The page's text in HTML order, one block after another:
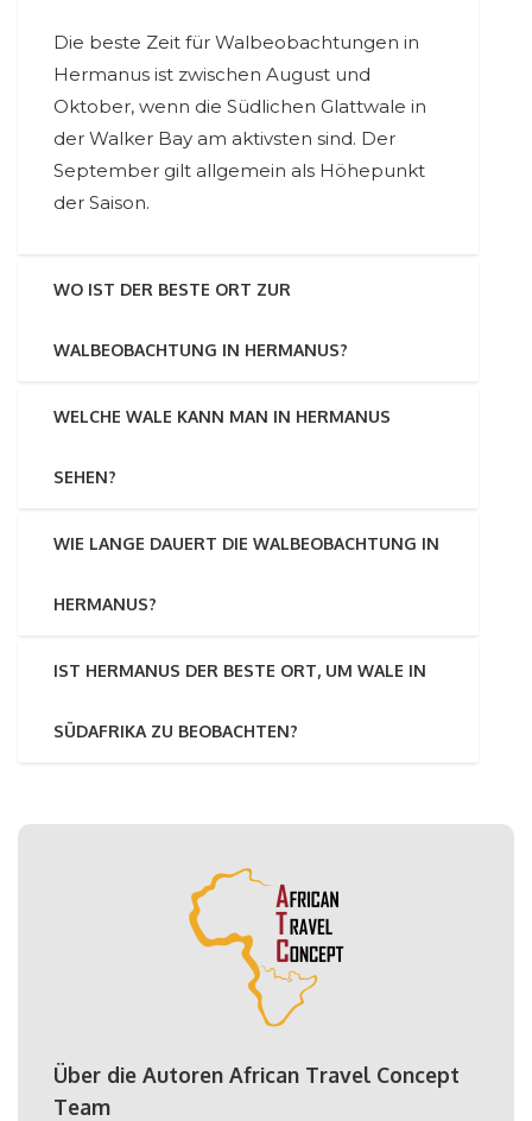
Die beste Zeit für Walbeobachtungen in
Hermanus ist zwischen August und
Oktober, wenn die Südlichen Glattwale in
der Walker Bay am aktivsten sind. Der
September gilt allgemein als Höhepunkt
der Saison.
WO IST DER BESTE ORT ZUR
WALBEOBACHTUNG IN HERMANUS?
WELCHE WALE KANN MAN IN HERMANUS
SEHEN?
WIE LANGE DAUERT DIE WALBEOBACHTUNG IN
HERMANUS?
IST HERMANUS DER BESTE ORT, UM WALE IN
SÜDAFRIKA ZU BEOBACHTEN?
Über die Autoren African Travel Concept
Team